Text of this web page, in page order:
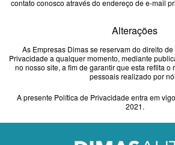
contato conosco através do endereço de e-mail
Alterações
As Empresas Dimas se reservam do direito
Privacidade a qualquer momento, mediante
no nosso site, a fim de garantir que esta reflita o
pessoais realizado por
A presente Política de Privacidade entra em
2021.